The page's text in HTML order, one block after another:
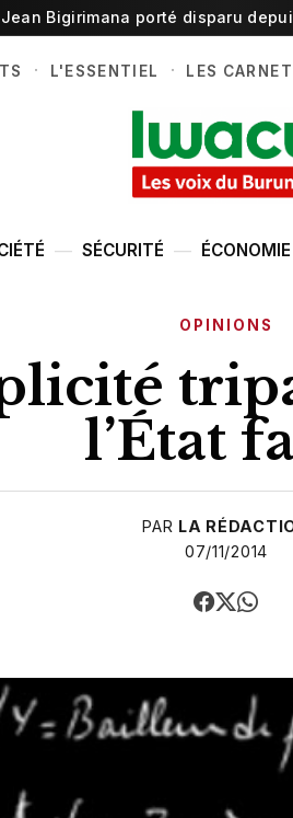
Bigirimana porté disparu
· L'ESSENTIEL · LES
SÉCURITÉ ÉCONOMIE
OPINIONS
l’État
PAR LA
07/11/2014